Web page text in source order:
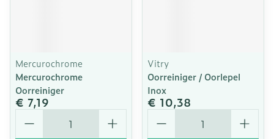
Mercurochrome
Mercurochrome
Oorreiniger
€ 7,19
Aantal
Vitry
Oorreiniger / Oorlepel
Inox
€ 10,38
Aantal